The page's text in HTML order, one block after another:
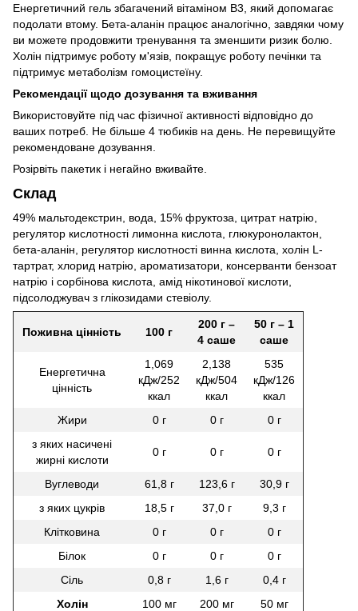
Енергетичний гель збагачений вітаміном B3, який допомагає
подолати втому. Бета-аланін працює аналогічно, завдяки чому
ви можете продовжити тренування та зменшити ризик болю.
Холін підтримує роботу м'язів, покращує роботу печінки та
підтримує метаболізм гомоцистеїну.
Рекомендації щодо дозування та вживання
Використовуйте під час фізичної активності відповідно до
ваших потреб. Не більше 4 тюбиків на день. Не перевищуйте
рекомендоване дозування.
Розірвіть пакетик і негайно вживайте.
Склад
49% мальтодекстрин, вода, 15% фруктоза, цитрат натрію,
регулятор кислотності лимонна кислота, глюкуронолактон,
бета-аланін, регулятор кислотності винна кислота, холін L-
тартрат, хлорид натрію, ароматизатори, консерванти бензоат
натрію і сорбінова кислота, амід нікотинової кислоти,
підсолоджувач з глікозидами стевіолу.
Поживна цінність 100 г
200 г –
4 саше
50 г – 1
саше
Енергетична
цінність
1,069
кДж/252
ккал
2,138
кДж/504
ккал
535
кДж/126
ккал
Жири
0 г 0 г
0 г
з яких насичені
жирні кислоти
0 г 0 г 0 г
Вуглеводи 61,8 г 123,6 г
30,9 г
з яких цукрів
18,5 г 37,0 г
9,3 г
Клітковина
0 г 0 г
0 г
Білок
0 г 0 г
0 г
Сіль
0,8 г 1,6 г
0,4 г
Холін
100 мг 200 мг
50 мг